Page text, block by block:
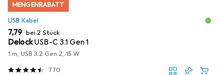
MENGENRABATT
USB Kabel
EUR
7,79 bei 2 Stück
DelockUSB-C 3.1 Gen 1
1 m, USB 3.2 Gen 2, 15 W
770